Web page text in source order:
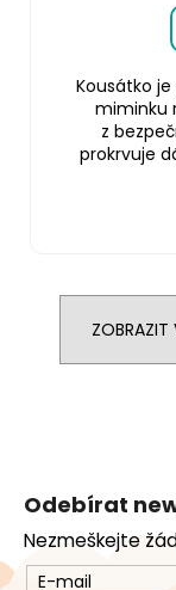
Kousátko
miminku
z
prokrvuje
ZOBRAZIT
a
Odebírat
Nezmeškejte
E-mail